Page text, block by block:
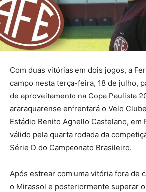
Com duas vitórias em dois jogos, a
campo nesta terça-feira, 18 de julho,
de aproveitamento na Copa Paulista
araraquarense enfrentará o Velo
Estádio Benito Agnello Castelano, em
válido pela quarta rodada da
Série D do Campeonato Brasileiro.
Após estrear com uma vitória fora de
o Mirassol e posteriormente superar